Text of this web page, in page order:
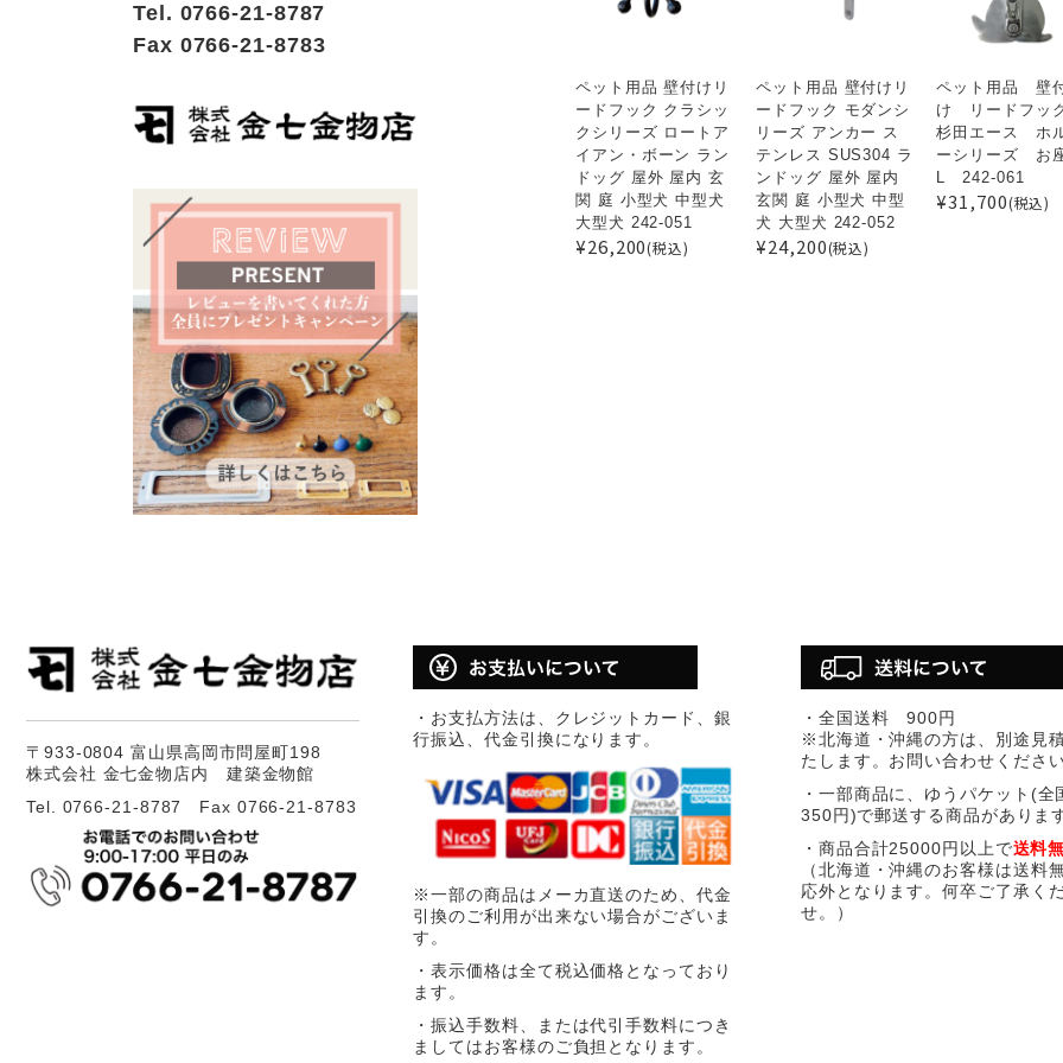
ペット用品 壁付けリ
ードフック クラシッ
クシリーズ ロートア
イアン・ボーン ラン
ドッグ 屋外 屋内 玄
関 庭 小型犬 中型犬
大型犬 242-051
¥26,200(税込)
ペット用品 壁付けリ
ードフック モダンシ
リーズ アンカー ス
テンレス SUS304 ラ
ンドッグ 屋外 屋内
玄関 庭 小型犬 中型
犬 大型犬 242-052
¥24,200(税込)
ペット用品 壁
け リードフッ
杉田エース ホ
ーシリーズ お
L 242-061
¥31,700(税込)
Tel. 0766-21-8787
Fax 0766-21-8783
〒933-0804 富山県高岡市問屋町198
株式会社 金七金物店内 建築金物館
Tel. 0766-21-8787 Fax 0766-21-8783
・お支払方法は、クレジットカード、銀
行振込、代金引換になります。
※一部の商品はメーカ直送のため、代金
引換のご利用が出来ない場合がございま
す。
・表示価格は全て税込価格となっており
ます。
・振込手数料、または代引手数料につき
ましてはお客様のご負担となります。
・全国送料 900円
※北海道・沖縄の方は、別途見
たします。お問い合わせください
・一部商品に、ゆうパケット(全
350円)で郵送する商品がありま
・商品合計25000円以上で送料
（北海道・沖縄のお客様は送料
応外となります。何卒ご了承く
せ。）